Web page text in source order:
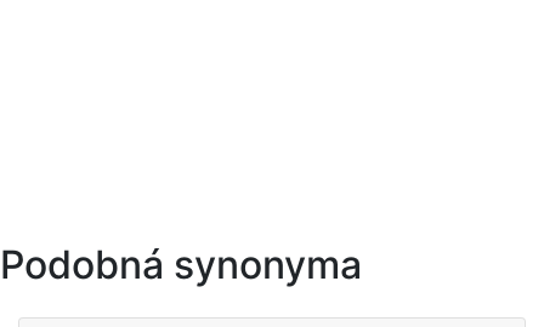
Podobná synonyma